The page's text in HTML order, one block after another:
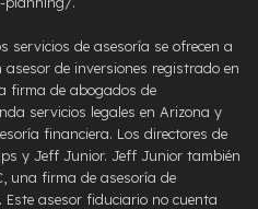
servicios de asesoría se ofrecen a
de inversiones registrado en
firma de abogados de
servicios legales en Arizona y
financiera. Los directores de
y Jeff Junior. Jeff Junior también
una firma de asesoría de
Este asesor fiduciario no cuenta